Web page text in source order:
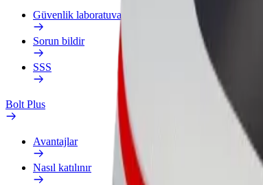
Güvenlik laboratuvarı
Sorun bildir
SSS
Bolt Plus
Avantajlar
Nasıl katılınır